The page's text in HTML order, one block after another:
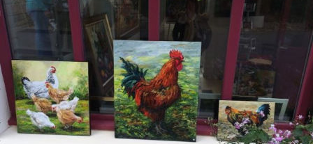
MONROZIER
ARCACHON